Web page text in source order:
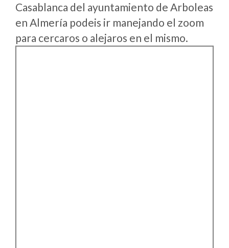
Casablanca del ayuntamiento de Arboleas
en Almería podeis ir manejando el zoom
para cercaros o alejaros en el mismo.